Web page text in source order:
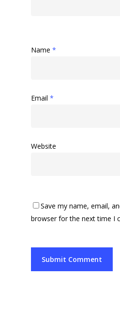
Name *
Email *
Website
Save my name, email,
browser for the next time I